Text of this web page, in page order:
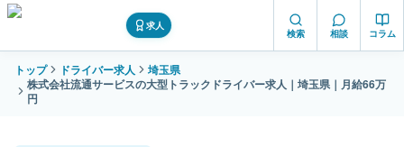
求人
検索 相談 コラム
トップ ドライバー求人
埼玉県
株式会社流通サービスの大型トラックドライバー求人｜埼玉県｜月給66万
円